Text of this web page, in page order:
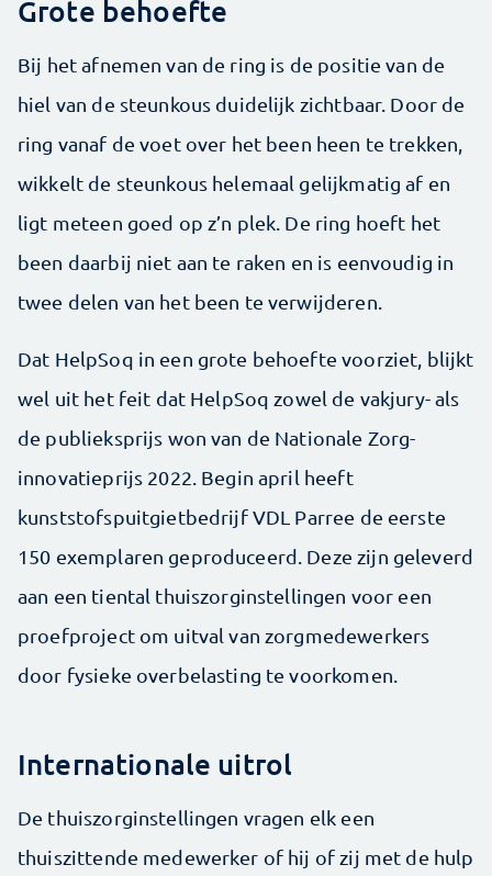
Grote behoefte
Bij het afnemen van de ring is de positie van de
hiel van de steunkous duidelijk zichtbaar. Door de
ring vanaf de voet over het been heen te trekken,
wikkelt de steunkous helemaal gelijkmatig af en
ligt meteen goed op z’n plek. De ring hoeft het
been daarbij niet aan te raken en is eenvoudig in
twee delen van het been te verwijderen.
Dat HelpSoq in een grote behoefte voorziet, blijkt
wel uit het feit dat HelpSoq zowel de vakjury- als
de publieksprijs won van de Nationale Zorg­
innovatieprijs 2022. Begin april heeft
kunststofspuitgietbedrijf VDL Parree de eerste
150 exemplaren geproduceerd. Deze zijn geleverd
aan een tiental thuiszorginstellingen voor een
proefproject om uitval van zorgmedewerkers
door fysieke overbelasting te voorkomen.
Internationale uitrol
De thuiszorginstellingen vragen elk een
thuiszittende medewerker of hij of zij met de hulp